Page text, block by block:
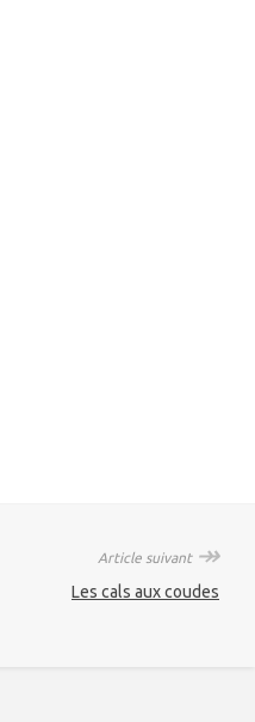
Article suivant ↠
Les cals aux coudes